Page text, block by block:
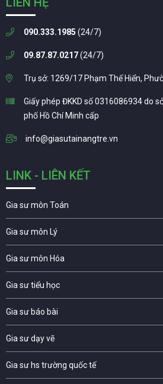
090.333.1985 (24/7)
09.87.87.0217(24/7)
Trụ sở: 1269/17 Phạm Thế Hiển,
Giấy phép ĐKKD số 0316086934 do
phố Hồ Chí Minh cấp
info@giasutainangtre.vn
LINK - LIÊN KẾT
Gia sư môn Toán
Gia sư môn Lý
Gia sư môn Hóa
Gia sư tiểu học
Gia sư báo bài
Gia sư dạy vẽ
Gia sư hs trường quốc tế